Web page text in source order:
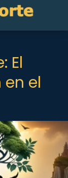
El
el